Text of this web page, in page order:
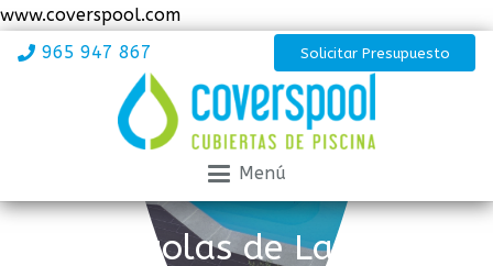
www.coverspool.com
965 947 867
Solicitar Presupuesto
Menú
Pérgolas de Lamas